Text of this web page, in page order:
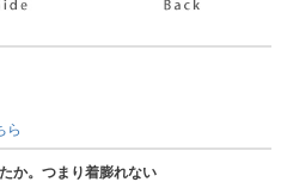
ら
か。つまり着膨れない